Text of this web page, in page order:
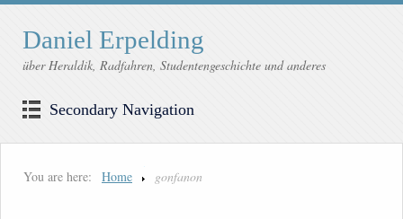
Daniel Erpelding
über Heraldik, Radfahren, Studentengeschichte und anderes
Secondary Navigation
You are here: Home gonfanon